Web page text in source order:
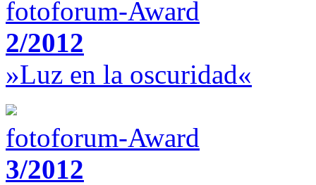
fotoforum-Award
2/2012
»Luz en la oscuridad«
fotoforum-Award
3/2012